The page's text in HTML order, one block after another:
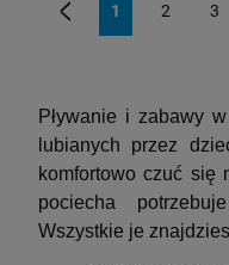
1 2 3
Pływanie i zabawy
lubianych przez
komfortowo czuć się
pociecha
Wszystkie je